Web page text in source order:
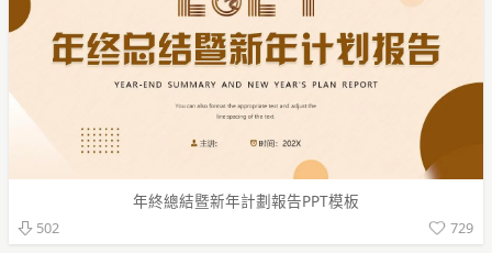
年終總結暨新年計劃報告PPT模板
502 729